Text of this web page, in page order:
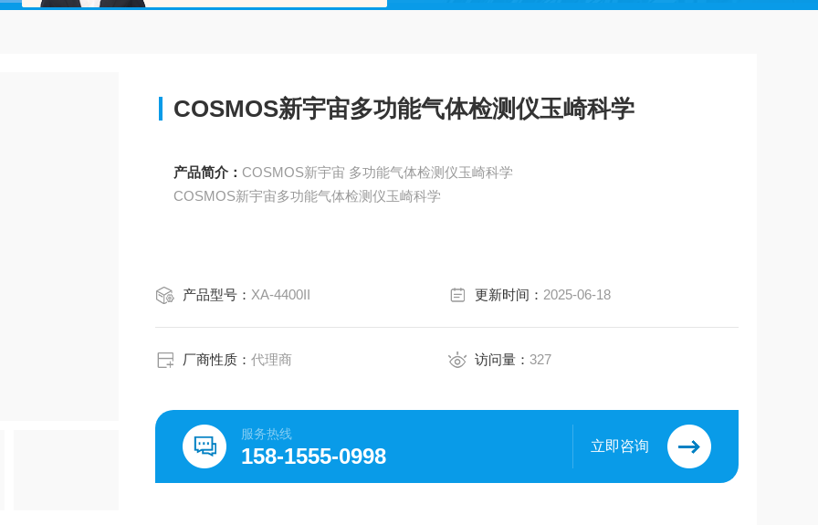
COSMOS新宇宙多功能气体检测仪玉崎科学
产品简介： COSMOS新宇宙 多功能气体检测仪玉崎科学
COSMOS新宇宙多功能气体检测仪玉崎科学
产品型号： XA-4400II 更新时间： 2025-06-18
厂商性质：代理商 访问量： 327
服务热线
158-1555-0998 立即咨询